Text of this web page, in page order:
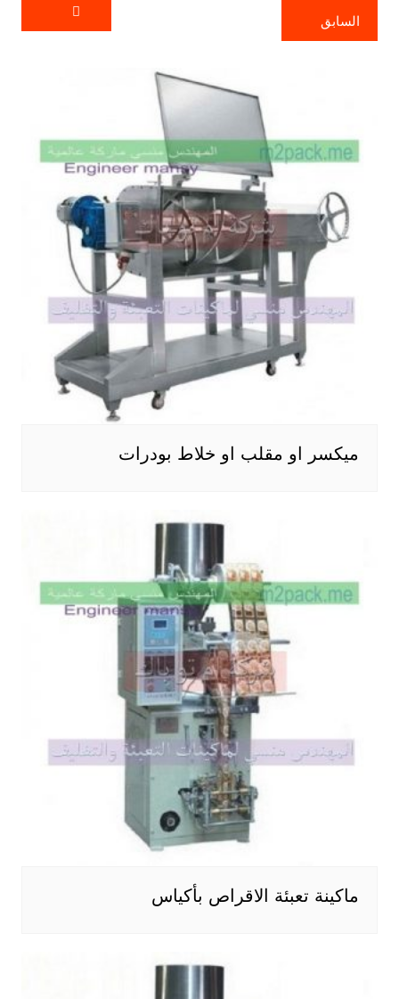
السابق
ميكسر او مقلب او خلاط بودرات
ماكينة تعبئة الاقراص بأكياس